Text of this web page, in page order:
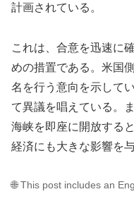
計画されている。
これは、合意を迅速に
めの措置である。米国
名を行う意向を示して
て異議を唱えている。
海峡を即座に開放する
経済にも大きな影響を
🌐 This post includes an